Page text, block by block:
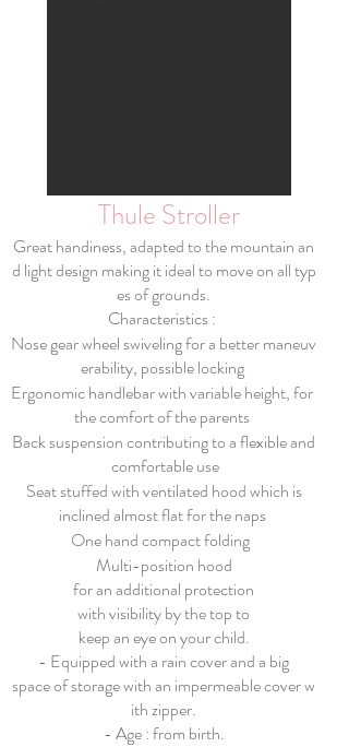
Thule Stroller
Great handiness, adapted to the mountain an
d light design making it ideal to move on all typ
es of grounds.
Characteristics :
Nose gear wheel swiveling for a better maneuv
erability, possible locking
Ergonomic handlebar with variable height, for
the comfort of the parents
Back suspension contributing to a flexible and
comfortable use
Seat stuffed with ventilated hood which is
inclined almost flat for the naps
One hand compact folding
Multi-position hood
for an additional protection
with visibility by the top to
keep an eye on your child.
- Equipped with a rain cover and a big
space of storage with an impermeable cover w
ith zipper.
- Age : from birth.